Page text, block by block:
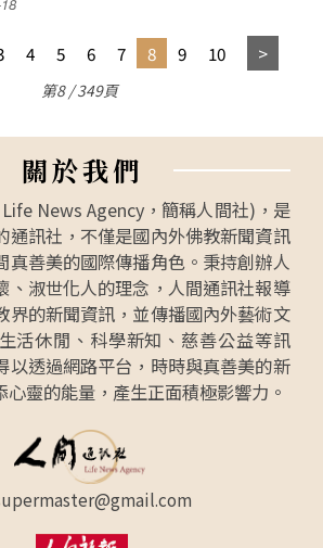
4 5 6 7 8 9 10
第8 / 349頁
關於我們
News Agency，簡稱人間社)，是
通訊社，不僅是國內外佛教新聞資訊
真善美的國際傳播角色。秉持創辦人
、淑世化人的理念，人間通訊社報導
界的新聞資訊，並傳播國內外藝術文
活休閒、科學新知、慈善公益等訊
以透過網路平台，時時與真善美的新
心靈的能量，產生正面積極影響力。